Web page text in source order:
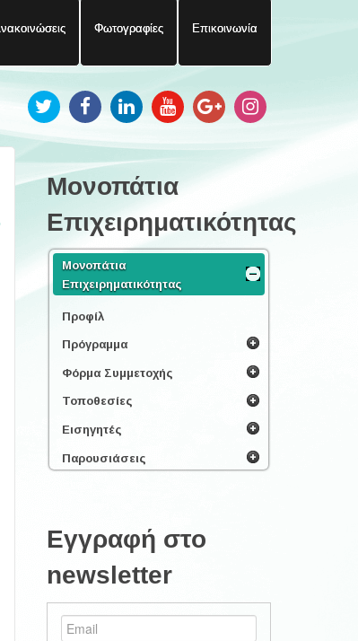
Φωτογραφίες Επικοινωνία
Μονοπάτια
Επιχειρηματικότητας
Μονοπάτια
Επιχειρηματικότητας
Προφίλ
Πρόγραμμα
Φόρμα Συμμετοχής
Τοποθεσίες
Εισηγητές
Παρουσιάσεις
Εγγραφή στο
newsletter